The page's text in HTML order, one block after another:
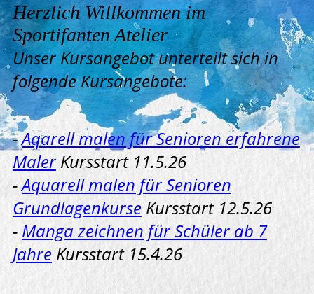
Herzlich Willkommen im
Sportifanten Atelier
Unser Kursangebot unterteilt sich in
folgende Kursangebote:
-Aqarell malen für Senioren erfahrene
MalerKursstart 11.5.26
-Aquarell malen für Senioren
Grundlagenkurse Kursstart 12.5.26
- Manga zeichnen für Schüler ab 7
Jahre Kursstart 15.4.26